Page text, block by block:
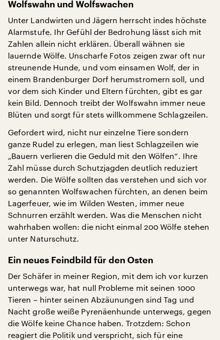
Wolfswahn und Wolfswachen
Unter Landwirten und Jägern herrscht indes höchste
Alarmstufe. Ihr Gefühl der Bedrohung lässt sich mit
Zahlen allein nicht erklären. Überall wähnen sie
lauernde Wölfe. Unscharfe Fotos zeigen zwar oft nur
streunende Hunde, und vom einsamen Wolf, der in
einem Brandenburger Dorf herumstromern soll, und
vor dem sich Kinder und Eltern fürchten, gibt es gar
kein Bild. Dennoch treibt der Wolfswahn immer neue
Blüten und sorgt für stets willkommene Schlagzeilen.
Gefordert wird, nicht nur einzelne Tiere sondern
ganze Rudel zu erlegen, man liest Schlagzeilen wie
„Bauern verlieren die Geduld mit den Wölfen“. Ihre
Zahl müsse durch Schutzjagden deutlich reduziert
werden. Die Wölfe sollten das verstehen und sich vor
so genannten Wolfswachen fürchten, an denen beim
Lagerfeuer, wie im Wilden Westen, immer neue
Schnurren erzählt werden. Was die Menschen nicht
wahrhaben wollen: die nicht einmal 200 Wölfe stehen
unter Naturschutz.
Ein neues Feindbild für den Osten
Der Schäfer in meiner Region, mit dem ich vor kurzen
unterwegs war, hat null Probleme mit seinen 1000
Tieren – hinter seinen Abzäunungen sind Tag und
Nacht große weiße Pyrenäenhunde unterwegs, gegen
die Wölfe keine Chance haben. Trotzdem: Schon
reagiert die Politik und verspricht, sich für eine